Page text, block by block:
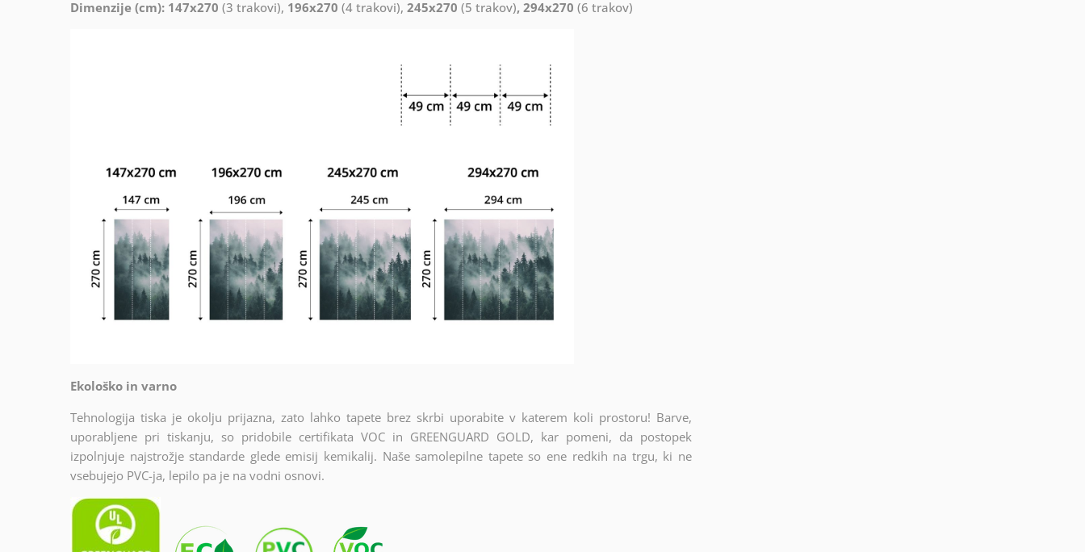
Dimenzije (cm): 147x270 (3 trakovi), 196x270 (4 trakovi), 245x270 (5 trakov), 294x270 (6 trakov)
Ekološko in varno
Tehnologija tiska je okolju prijazna, zato lahko tapete brez skrbi uporabite v katerem koli prostoru! Barve,
uporabljene pri tiskanju, so pridobile certifikata VOC in GREENGUARD GOLD, kar pomeni, da postopek
izpolnjuje najstrožje standarde glede emisij kemikalij. Naše samolepilne tapete so ene redkih na trgu, ki ne
vsebujejo PVC-ja, lepilo pa je na vodni osnovi.